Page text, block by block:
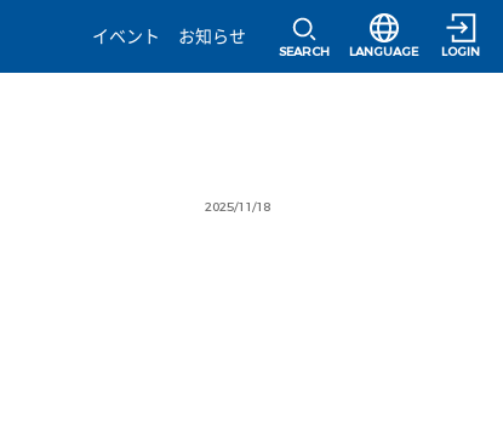
イベント
お知らせ
SEARCH
選択すると言語
LANGUAGE LOGIN
2025/11/18